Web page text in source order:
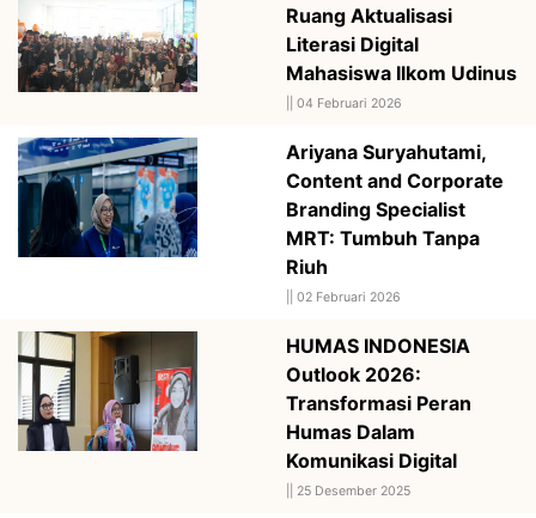
Ruang Aktualisasi
Literasi Digital
Mahasiswa Ilkom Udinus
04 Februari 2026
Ariyana Suryahutami,
Content and Corporate
Branding Specialist
MRT: Tumbuh Tanpa
Riuh
02 Februari 2026
HUMAS INDONESIA
Outlook 2026:
Transformasi Peran
Humas Dalam
Komunikasi Digital
25 Desember 2025